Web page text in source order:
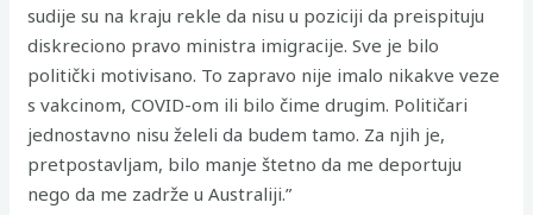
sudije su na kraju rekle da nisu u poziciji da preispituju
diskreciono pravo ministra imigracije. Sve je bilo
politički motivisano. To zapravo nije imalo nikakve veze
s vakcinom, COVID-om ili bilo čime drugim. Političari
jednostavno nisu želeli da budem tamo. Za njih je,
pretpostavljam, bilo manje štetno da me deportuju
nego da me zadrže u Australiji.”